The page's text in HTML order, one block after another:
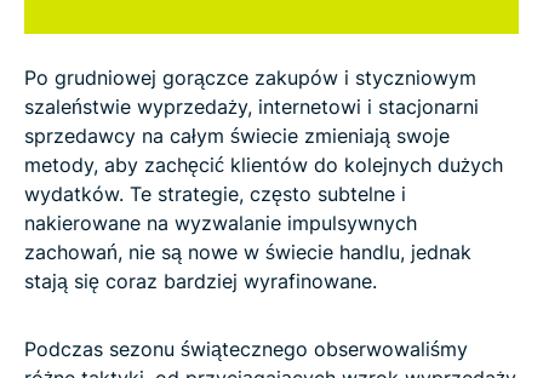
Po grudniowej gorączce zakupów i styczniowym
szaleństwie wyprzedaży, internetowi i stacjonarni
sprzedawcy na całym świecie zmieniają swoje
metody, aby zachęcić klientów do kolejnych dużych
wydatków. Te strategie, często subtelne i
nakierowane na wyzwalanie impulsywnych
zachowań, nie są nowe w świecie handlu, jednak
stają się coraz bardziej wyrafinowane.
Podczas sezonu świątecznego obserwowaliśmy